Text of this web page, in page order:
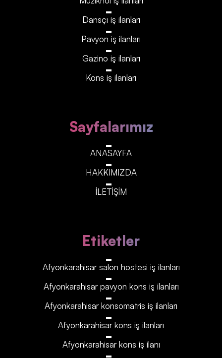
Dansçı iş ilanları
Pavyon iş ilanları
Gazino iş ilanları
Kons iş ilanları
Sayfalarımız
ANASAYFA
HAKKIMIZDA
İLETİŞİM
Etiketler
Afyonkarahisar‎‎‎‎ salon hostesi iş ilanları
Afyonkarahisar‎‎‎‎ pavyon kons iş ilanları
Afyonkarahisar‎‎‎‎ konsomatris iş ilanları
Afyonkarahisar‎‎‎‎ kons iş ilanları
Afyonkarahisar‎‎‎‎ kons iş ilanı